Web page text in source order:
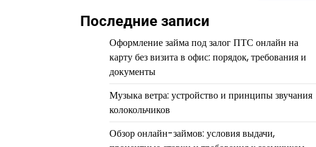
Последние записи
Оформление займа под залог ПТС онлайн на
карту без визита в офис: порядок, требования и
документы
Музыка ветра: устройство и принципы звучания
колокольчиков
Обзор онлайн-займов: условия выдачи,